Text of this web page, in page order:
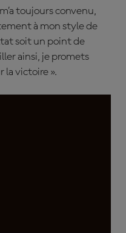
toujours convenu,
à mon style de
soit un point de
ainsi, je promets
la victoire ».